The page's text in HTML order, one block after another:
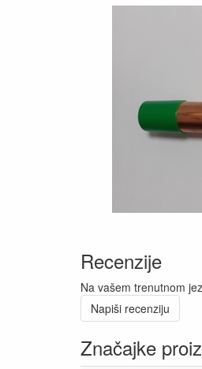
Recenzije
Na vašem trenutnom
Napiši recenziju
Značajke